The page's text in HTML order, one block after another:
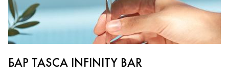
БАР TASCA INFINITY BAR